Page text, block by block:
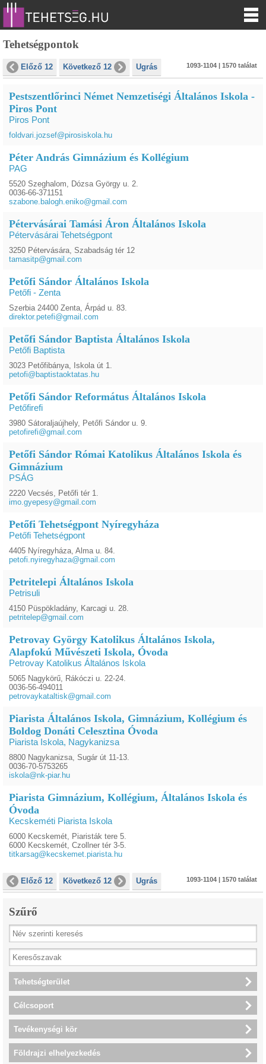
Tehetségpontok
Előző 12 Következő 12 Ugrás 1093-1104 | 1570 találat
Pestszentlőrinci Német Nemzetiségi Általános Iskola -
Piros Pont
Piros Pont
foldvari.jozsef@pirosiskola.hu
Péter András Gimnázium és Kollégium
PAG
5520 Szeghalom, Dózsa György u. 2.
0036-66-371151
szabone.balogh.eniko@gmail.com
Pétervásárai Tamási Áron Általános Iskola
Pétervásárai Tehetségpont
3250 Pétervására, Szabadság tér 12
tamasitp@gmail.com
Petőfi Sándor Általános Iskola
Petőfi - Zenta
Szerbia 24400 Zenta, Árpád u. 83.
direktor.petefi@gmail.com
Petőfi Sándor Baptista Általános Iskola
Petőfi Baptista
3023 Petőfibánya, Iskola út 1.
petofi@baptistaoktatas.hu
Petőfi Sándor Református Általános Iskola
Petőfirefi
3980 Sátoraljaújhely, Petőfi Sándor u. 9.
petofirefi@gmail.com
Petőfi Sándor Római Katolikus Általános Iskola és
Gimnázium
PSÁG
2220 Vecsés, Petőfi tér 1.
imo.gyepesy@gmail.com
Petőfi Tehetségpont Nyíregyháza
Petőfi Tehetségpont
4405 Nyíregyháza, Alma u. 84.
petofi.nyiregyhaza@gmail.com
Petritelepi Általános Iskola
Petrisuli
4150 Püspökladány, Karcagi u. 28.
petritelep@gmail.com
Petrovay György Katolikus Általános Iskola,
Alapfokú Művészeti Iskola, Óvoda
Petrovay Katolikus Általános Iskola
5065 Nagykörű, Rákóczi u. 22-24.
0036-56-494011
petrovaykataltisk@gmail.com
Piarista Általános Iskola, Gimnázium, Kollégium és
Boldog Donáti Celesztina Óvoda
Piarista Iskola, Nagykanizsa
8800 Nagykanizsa, Sugár út 11-13.
0036-70-5753265
iskola@nk-piar.hu
Piarista Gimnázium, Kollégium, Általános Iskola és
Óvoda
Kecskeméti Piarista Iskola
6000 Kecskemét, Piaristák tere 5.
6000 Kecskemét, Czollner tér 3-5.
titkarsag@kecskemet.piarista.hu
Előző 12 Következő 12 Ugrás 1093-1104 | 1570 találat
Szűrő
Tehetségterület
Célcsoport
Tevékenységi kör
Földrajzi elhelyezkedés